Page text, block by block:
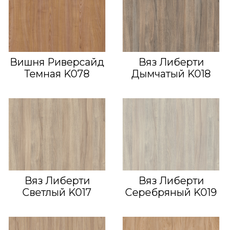
Вишня Риверсайд
Темная K078
Вяз Либерти
Дымчатый K018
Вяз Либерти
Светлый K017
Вяз Либерти
Серебряный K019